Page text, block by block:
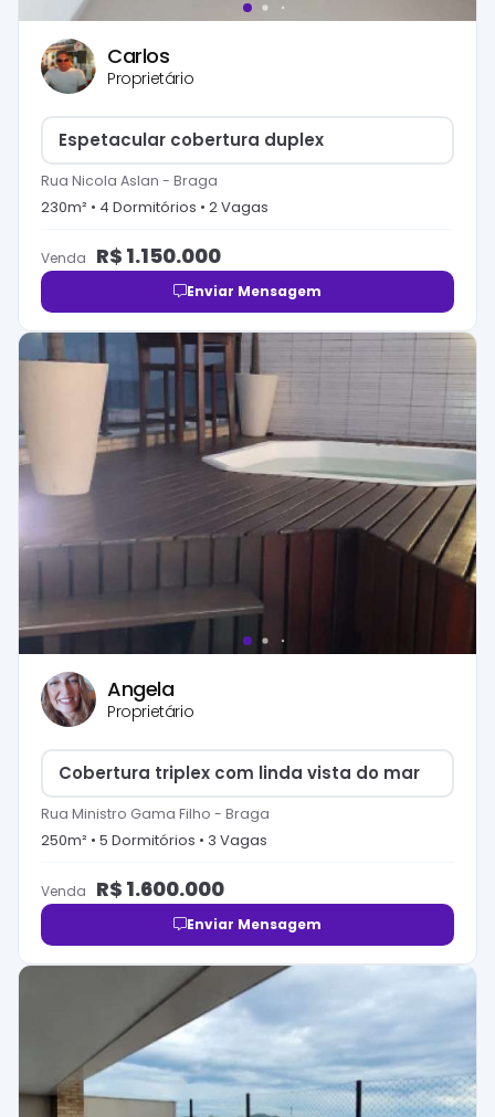
Carlos
Proprietário
Espetacular cobertura duplex
Rua Nicola Aslan - Braga
230m² • 4 Dormitórios • 2Vagas
Venda R$ 1.150.000
Enviar Mensagem
Angela
Proprietário
Cobertura triplex com linda vista do mar
Rua Ministro Gama Filho - Braga
250m² • 5 Dormitórios • 3 Vagas
Venda R$ 1.600.000
Enviar Mensagem